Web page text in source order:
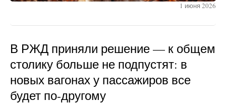
1 июня 2026
В РЖД приняли решение — к общем
столику больше не подпустят: в
новых вагонах у пассажиров все
будет по-другому